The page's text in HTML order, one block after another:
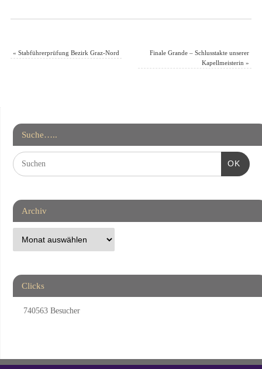
« Stabführerprüfung Bezirk Graz-Nord
Finale Grande – Schlusstakte unserer
Kapellmeisterin»
Suche…..
OK
Archiv
Clicks
740563 Besucher